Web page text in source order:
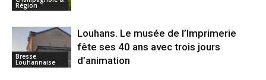
Région
Bresse
Louhannaise
Louhans. Le musée de l’Imprimerie
fête ses 40 ans avec trois jours
d’animation